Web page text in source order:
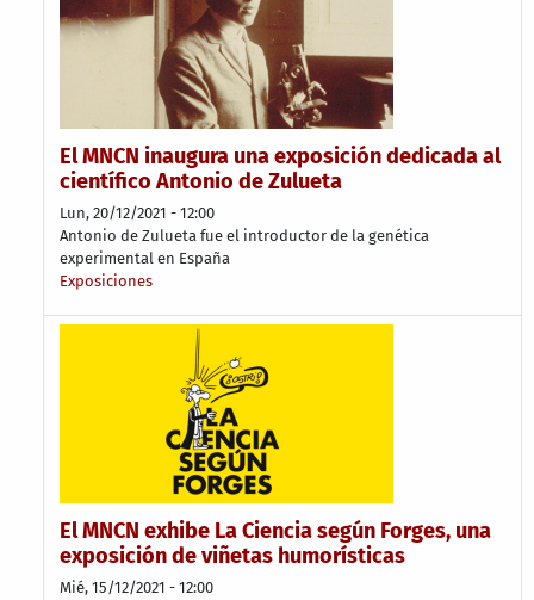
El MNCN inaugura una exposición dedicada al
científico Antonio de Zulueta
Lun, 20/12/2021 - 12:00
Antonio de Zulueta fue el introductor de la genética
experimental en España
Exposiciones
El MNCN exhibe La Ciencia según Forges, una
exposición de viñetas humorísticas
Mié, 15/12/2021 - 12:00